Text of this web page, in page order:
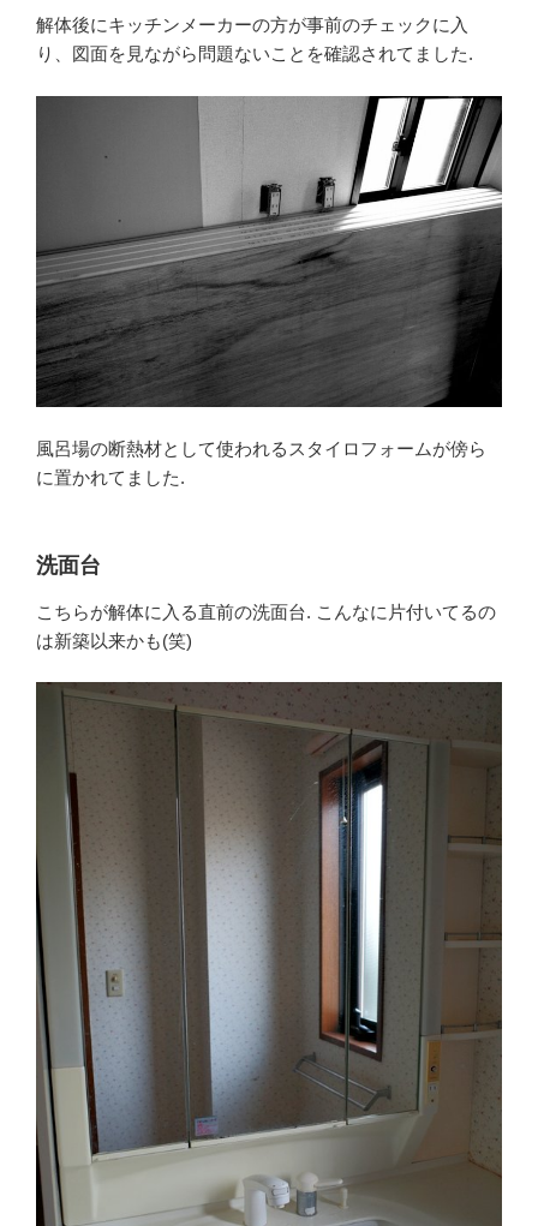
解体後にキッチンメーカーの方が事前のチェックに入
り、図面を見ながら問題ないことを確認されてました.
風呂場の断熱材として使われるスタイロフォームが傍ら
に置かれてました.
洗面台
こちらが解体に入る直前の洗面台. こんなに片付いてるの
は新築以来かも(笑)